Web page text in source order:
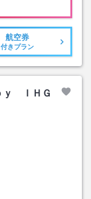
航空券
付きプラン
ｙ ＩＨＧ